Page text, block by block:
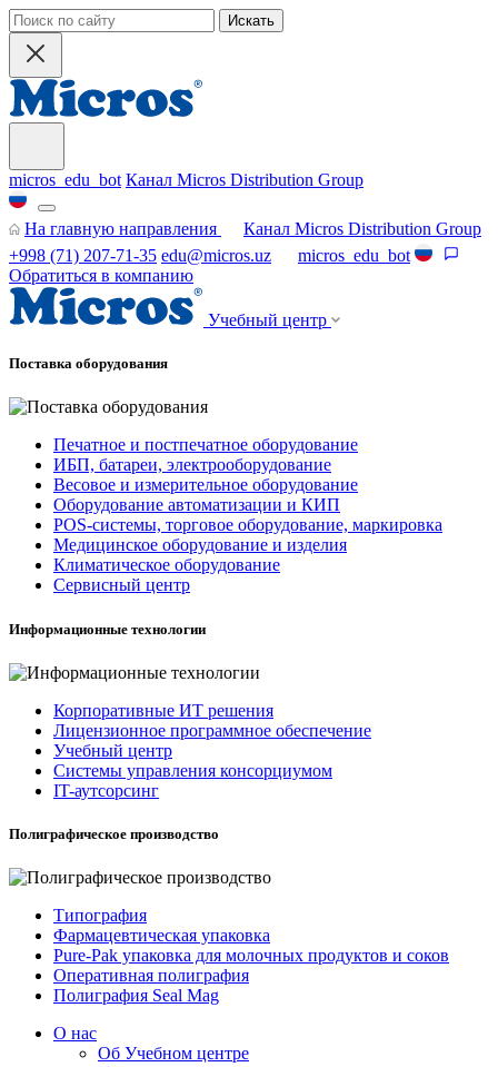
Искать
micros_edu_bot Канал Micros Distribution Group
На главную направления
Канал Micros Distribution Group
+998 (71) 207-71-35 edu@micros.uz
micros_edu_bot
Обратиться в компанию
Учебный центр
Поставка оборудования
Печатное и постпечатное оборудование
ИБП, батареи, электрооборудование
Весовое и измерительное оборудование
Оборудование автоматизации и КИП
POS-системы, торговое оборудование, маркировка
Медицинское оборудование и изделия
Климатическое оборудование
Сервисный центр
Информационные технологии
Корпоративные ИТ решения
Лицензионное программное обеспечение
Учебный центр
Системы управления консорциумом
IT-аутсорсинг
Полиграфическое производство
Типография
Фармацевтическая упаковка
Pure-Pak упаковка для молочных продуктов и соков
Оперативная полиграфия
Полиграфия Seal Mag
О нас
Об Учебном центре